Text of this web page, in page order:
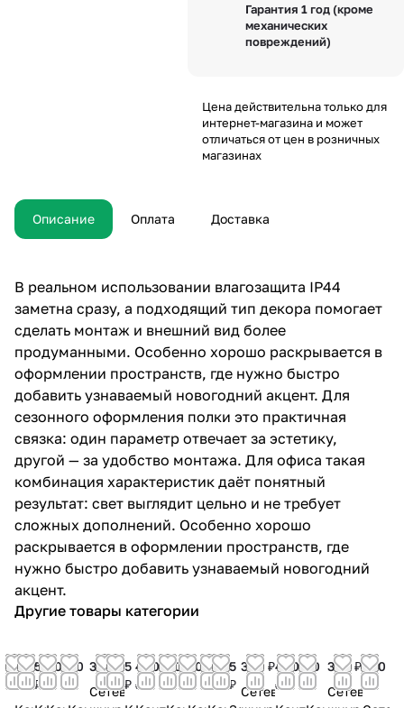
Гарантия 1 год (кроме
механических
повреждений)
Цена действительна только для
интернет-магазина и может
отличаться от цен в розничных
магазинах
Описание Оплата Доставка
В реальном использовании влагозащита IP44
заметна сразу, а подходящий тип декора помогает
сделать монтаж и внешний вид более
продуманными. Особенно хорошо раскрывается в
оформлении пространств, где нужно быстро
добавить узнаваемый новогодний акцент. Для
сезонного оформления полки это практичная
связка: один параметр отвечает за эстетику,
другой — за удобство монтажа. Для офиса такая
комбинация характеристик даёт понятный
результат: свет выглядит цельно и не требует
сложных дополнений. Особенно хорошо
раскрывается в оформлении пространств, где
нужно быстро добавить узнаваемый новогодний
акцент.
Другие товары категории
50
₽
5
₽
90
₽
90
₽
300 ₽
Сетевой
5
₽
400
₽
80
₽
50
₽
80
₽
5
₽
300 ₽
Сетевой
400
₽
70
₽
300 ₽
Сетевой
300
₽